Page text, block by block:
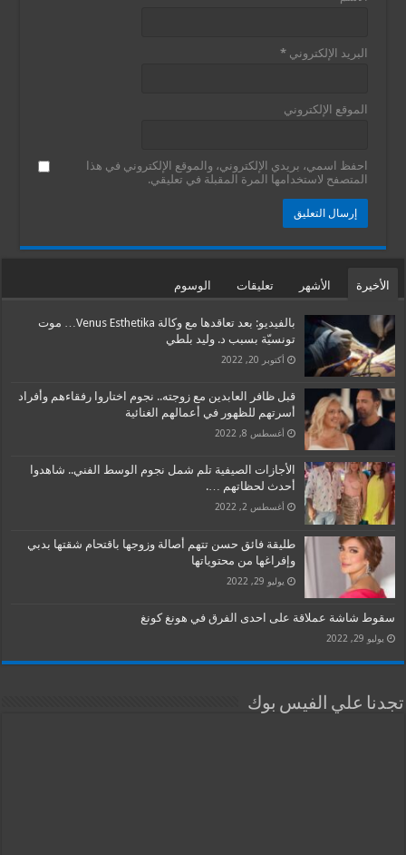
البريد الإلكتروني*
الموقع الإلكتروني
احفظ اسمي، بريدي الإلكتروني، والموقع الإلكتروني في هذا
المتصفح لاستخدامها المرة المقبلة في تعليقي.
الأخيرة الأشهر تعليقات الوسوم
بالفيديو: بعد تعاقدها مع وكالة Venus Esthetika… موت
تونسيّة بسبب د. وليد بلطي
أكتوبر 20, 2022
قبل ظافر العابدين مع زوجته.. نجوم اختاروا رفقاءهم وأفراد
أسرتهم للظهور في أعمالهم الغنائية
أغسطس 8, 2022
الأجازات الصيفية تلم شمل نجوم الوسط الفني.. شاهدوا
أحدث لحظاتهم ….
أغسطس 2, 2022
طليقة فائق حسن تتهم أصالة وزوجها باقتحام شقتها بدبي
وإفراغها من محتوياتها
يوليو 29, 2022
سقوط شاشة عملاقة على احدى الفرق في هونغ كونغ
يوليو 29, 2022
تجدنا علي الفيس بوك